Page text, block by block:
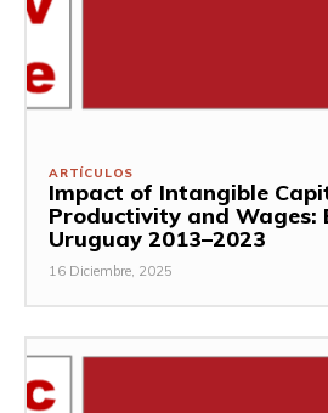
ARTÍCULOS
Impact of Intangible
Productivity and Wages:
Uruguay 2013–2023
16 Diciembre, 2025